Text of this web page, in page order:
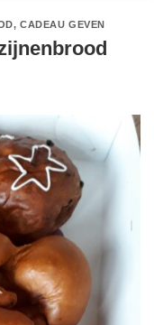
,CADEAU GEVEN